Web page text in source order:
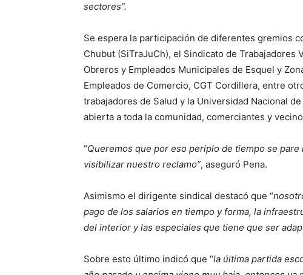
sectores”.
Se espera la participación de diferentes gremios
Chubut (SiTraJuCh), el Sindicato de Trabajadores
Obreros y Empleados Municipales de Esquel y
Empleados de Comercio, CGT Cordillera, entre
trabajadores de Salud y la Universidad Nacional
abierta a toda la comunidad, comerciantes y
“Queremos que por eso periplo de tiempo se
visibilizar nuestro reclamo”, aseguró Pena.
Asimismo el dirigente sindical destacó que “
pago de los salarios en tiempo y forma, la
del interior y las especiales que tiene que ser
Sobre esto último indicó que “la última partida